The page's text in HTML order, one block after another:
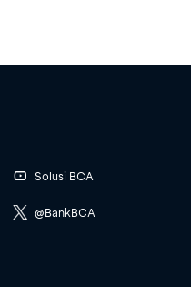
Solusi BCA
@BankBCA